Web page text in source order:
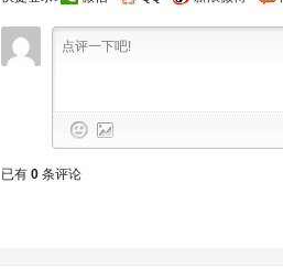
已有 0 条评论